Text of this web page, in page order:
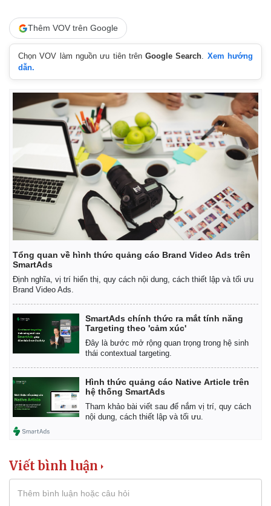
Thêm VOV trên Google
Chọn VOV làm nguồn ưu tiên trênGoogle Search. Xem hướng
dẫn.
Tổng quan về hình thức quảng cáo Brand Video Ads trên
SmartAds
Định nghĩa, vị trí hiển thị, quy cách nội dung, cách thiết lập và tối ưu
Brand Video Ads.
SmartAds chính thức ra mắt tính năng
Targeting theo 'cảm xúc'
Đây là bước mở rộng quan trọng trong hệ sinh
thái contextual targeting.
Hình thức quảng cáo Native Article trên
hệ thống SmartAds
Tham khảo bài viết sau để nắm vị trí, quy cách
nội dung, cách thiết lập và tối ưu.
Viết bình luận